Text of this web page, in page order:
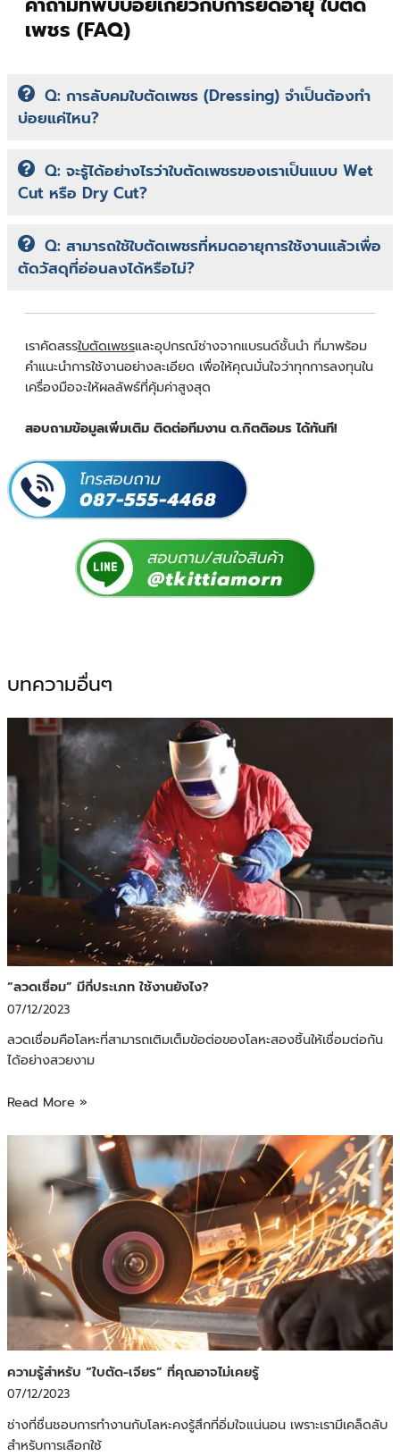
เพชร (FAQ)
Q: การลับคมใบตัดเพชร (Dressing) จำเป็นต้องทำ
บ่อยแค่ไหน?
Q: จะรู้ได้อย่างไรว่าใบตัดเพชรของเราเป็นแบบ Wet
Cut หรือ Dry Cut?
Q: สามารถใช้ใบตัดเพชรที่หมดอายุการใช้งานแล้วเพื่อ
ตัดวัสดุที่อ่อนลงได้หรือไม่?
เราคัดสรรใบตัดเพชรและอุปกรณ์ช่างจากแบรนด์ชั้นนำ ที่มาพร้อม
คำแนะนำการใช้งานอย่างละเอียด เพื่อให้คุณมั่นใจว่าทุกการลงทุนใน
เครื่องมือจะให้ผลลัพธ์ที่คุ้มค่าสูงสุด
สอบถามข้อมูลเพิ่มเติม ติดต่อทีมงาน ต.กิตติอมร ได้ทันที!
บทความอื่นๆ
“ลวดเชื่อม” มีกี่ประเภท ใช้งานยังไง?
07/12/2023
ลวดเชื่อมคือโลหะที่สามารถเติมเต็มข้อต่อของโลหะสองชิ้นให้เชื่อมต่อกัน
ได้อย่างสวยงาม
Read More »
ความรู้สำหรับ “ใบตัด-เจียร” ที่คุณอาจไม่เคยรู้
07/12/2023
ช่างที่ชื่นชอบการทำงานกับโลหะคงรู้สึกที่อิ่มใจแน่นอน เพราะเรามีเคล็ดลับ
สำหรับการเลือกใช้